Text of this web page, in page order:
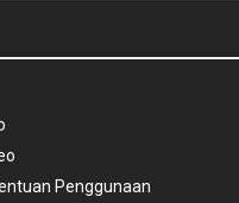
Penggunaan